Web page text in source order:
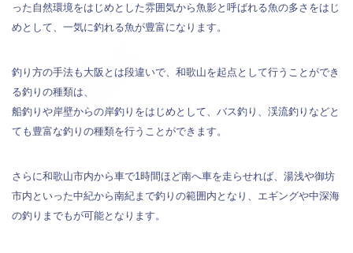
った自然環境をはじめとした雰囲気から魚影と呼ばれる魚の多さをはじ
めとして、一気に釣れる魚が豊富になります。
釣り方の手法も大阪とは段違いで、和歌山を起点として行うことができ
る釣りの種類は、
船釣りや岸壁からの岸釣りをはじめとして、バス釣り、渓流釣りなどと
ても豊富な釣りの種類を行うことができます。
さらに和歌山市内から車で1時間ほど南へ車を走らせれば、湯浅や御坊
市内といった中紀から南紀まで釣りの範囲内となり、エギングや中深海
の釣りまでもが可能となります。